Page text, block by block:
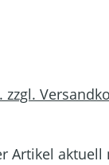
zzgl.
Artikel aktuell